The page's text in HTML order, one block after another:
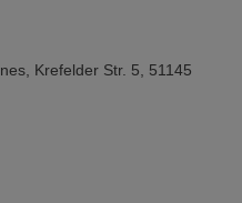
Krefelder Str. 5, 51145